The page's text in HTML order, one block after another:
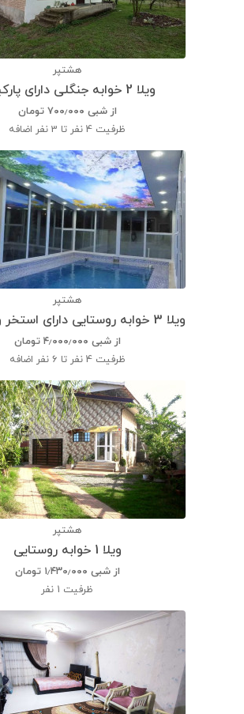
هشتپر
ویلا 2 خوابه جنگلی دارای پارکینگ
از شبی ۷۰۰٫۰۰۰ تومان
ظرفیت 4 نفر تا 3 نفر اضافه
هشتپر
ویلا 3 خوابه روستایی دارای استخر و پارکینگ
از شبی ۴٫۰۰۰٫۰۰۰ تومان
ظرفیت 4 نفر تا 6 نفر اضافه
هشتپر
ویلا 1 خوابه روستایی
از شبی ۱٫۴۳۰٫۰۰۰ تومان
ظرفیت 1 نفر